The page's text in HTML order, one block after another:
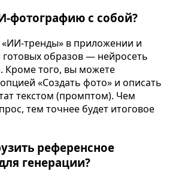
фотографию с собой?
«ИИ-тренды» в приложении и
образов — нейросеть
Кроме того, вы можете
«Создать фото» и описать
текстом (промптом). Чем
тем точнее будет итоговое
референсное
генерации?